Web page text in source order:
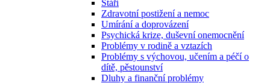
Stáří
Zdravotní postižení a nemoc
Umírání a doprovázení
Psychická krize, duševní onemocnění
Problémy v rodině a vztazích
Problémy s výchovou, učením a péčí o
dítě, pěstounství
Dluhy a finanční problémy